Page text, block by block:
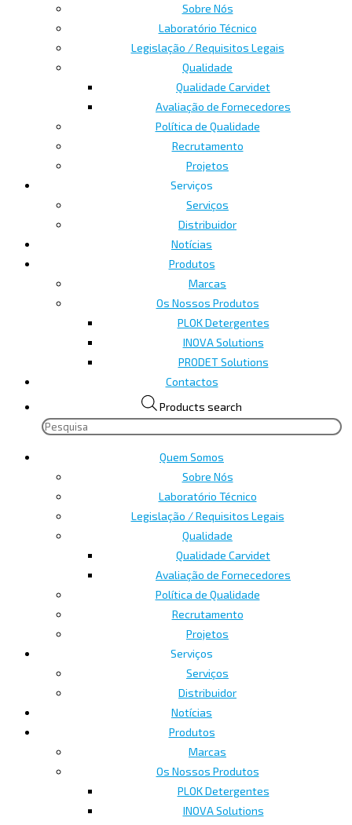
Sobre Nós
Laboratório Técnico
Legislação / Requisitos Legais
Qualidade
Qualidade Carvidet
Avaliação de Fornecedores
Política de Qualidade
Recrutamento
Projetos
Serviços
Serviços
Distribuidor
Notícias
Produtos
Marcas
Os Nossos Produtos
PLOK Detergentes
INOVA Solutions
PRODET Solutions
Contactos
Products search
Quem Somos
Sobre Nós
Laboratório Técnico
Legislação / Requisitos Legais
Qualidade
Qualidade Carvidet
Avaliação de Fornecedores
Política de Qualidade
Recrutamento
Projetos
Serviços
Serviços
Distribuidor
Notícias
Produtos
Marcas
Os Nossos Produtos
PLOK Detergentes
INOVA Solutions